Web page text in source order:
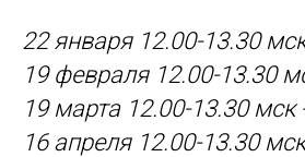
22 января 12.00-13.30
19 февраля 12.00-13.30
19 марта 12.00-13.30 мск
16 апреля 12.00-13.30